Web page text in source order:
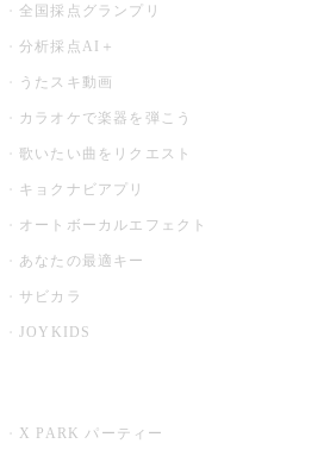
全国採点グランプリ
分析採点AI＋
うたスキ動画
カラオケで楽器を弾こう
歌いたい曲をリクエスト
キョクナビアプリ
オートボーカルエフェクト
あなたの最適キー
サビカラ
JOYKIDS
X PARK パーティー